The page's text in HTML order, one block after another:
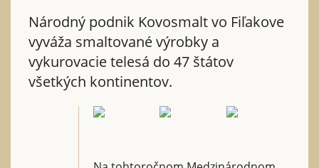
Národný podnik Kovosmalt vo Fiľakove
vyváža smaltované výrobky a
vykurovacie telesá do 47 štátov
všetkých kontinentov.